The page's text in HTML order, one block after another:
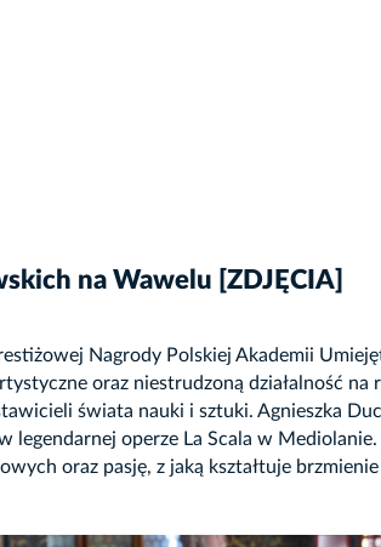
na Wawelu [ZDJĘCIA]
Nagrody Polskiej Akademii
oraz niestrudzoną działalność
świata nauki i sztuki. Agnieszka
operze La Scala w
oraz pasję, z jaką kształtuje